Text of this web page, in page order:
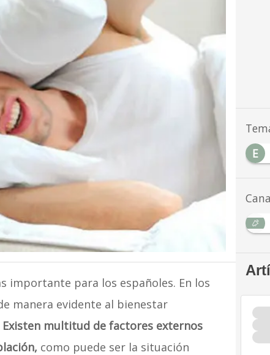
importante para los españoles. En los
manera evidente al bienestar
Existen multitud de factores externos
como puede ser la situación
E